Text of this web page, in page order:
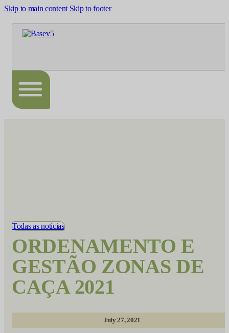
Skip to main content Skip to footer
Todas as notícias
ORDENAMENTO E
GESTÃO ZONAS DE
CAÇA 2021
July 27, 2021